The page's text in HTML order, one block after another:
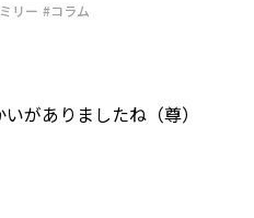
リー #コラム
がありましたね（尊）